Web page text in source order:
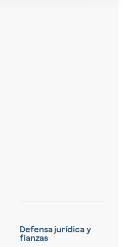
Defensa jurídica y
fianzas